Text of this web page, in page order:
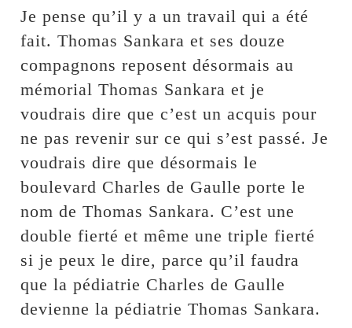
Je pense qu’il y a un travail qui a été
fait. Thomas Sankara et ses douze
compagnons reposent désormais au
mémorial Thomas Sankara et je
voudrais dire que c’est un acquis pour
ne pas revenir sur ce qui s’est passé. Je
voudrais dire que désormais le
boulevard Charles de Gaulle porte le
nom de Thomas Sankara. C’est une
double fierté et même une triple fierté
si je peux le dire, parce qu’il faudra
que la pédiatrie Charles de Gaulle
devienne la pédiatrie Thomas Sankara.